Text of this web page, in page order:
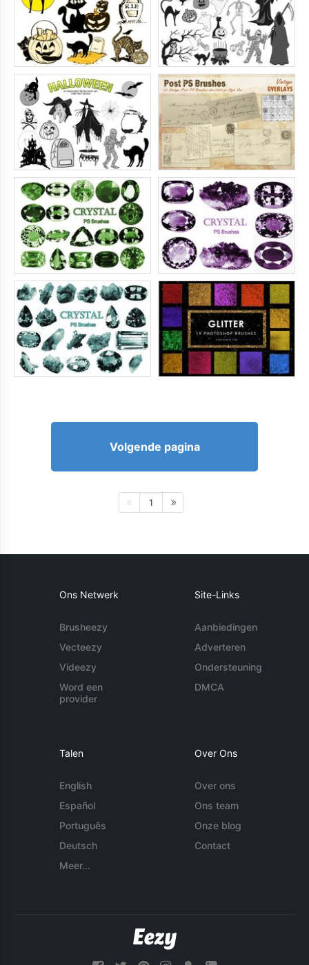
Volgende pagina
1
Ons Netwerk
Brusheezy
Vecteezy
Videezy
Word een
provider
Site-Links
Aanbiedingen
Adverteren
Ondersteuning
DMCA
Talen
English
Español
Português
Deutsch
Meer...
Over Ons
Over ons
Ons team
Onze blog
Contact